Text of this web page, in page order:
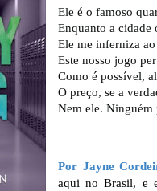
Ele é o famoso
Enquanto a cidade
Ele me inferniza ao
Este nosso jogo
Como é possível,
O preço, se a
Nem ele. Ninguém
Por Jayne
aqui no Brasil, e